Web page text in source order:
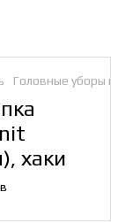
Головные уборы и
хаки